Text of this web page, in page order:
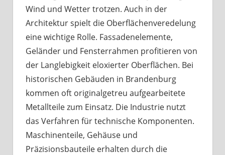
Wind und Wetter trotzen. Auch in der
Architektur spielt die Oberflächenveredelung
eine wichtige Rolle. Fassadenelemente,
Geländer und Fensterrahmen profitieren von
der Langlebigkeit eloxierter Oberflächen. Bei
historischen Gebäuden in Brandenburg
kommen oft originalgetreu aufgearbeitete
Metallteile zum Einsatz. Die Industrie nutzt
das Verfahren für technische Komponenten.
Maschinenteile, Gehäuse und
Präzisionsbauteile erhalten durch die